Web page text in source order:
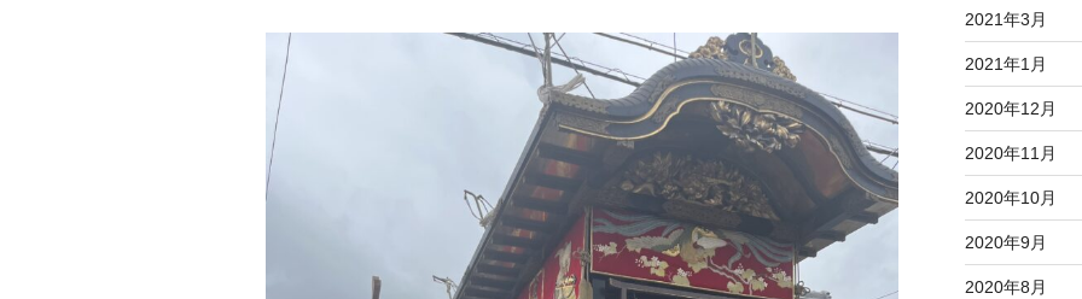
2021年3月
2021年1月
2020年12月
2020年11月
2020年10月
2020年9月
2020年8月